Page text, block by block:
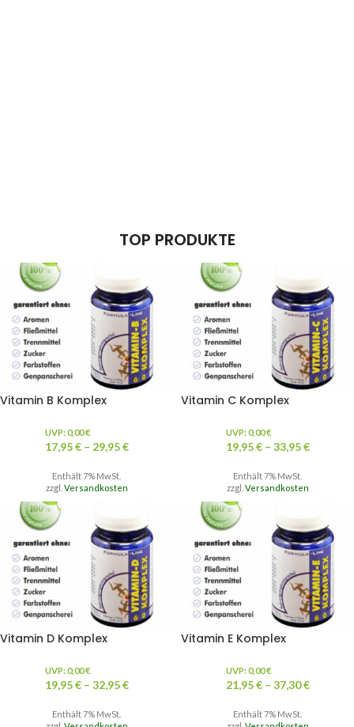
TOP PRODUKTE
Vitamin B Komplex
UVP:0,00€
17,95€ – 29,95€
Enthält 7% MwSt.
zzgl. Versandkosten
Vitamin C Komplex
UVP:0,00€
19,95€ – 33,95€
Enthält 7% MwSt.
zzgl. Versandkosten
Vitamin D Komplex
UVP:0,00€
19,95€ – 32,95€
Enthält 7% MwSt.
Vitamin E Komplex
UVP:0,00€
21,95€ – 37,30€
Enthält 7% MwSt.